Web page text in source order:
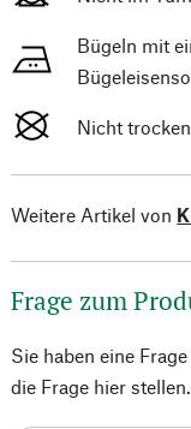
Bügeln mit
Nicht
Weitere Artikel von
Frage zum
Sie haben eine
die Frage hier